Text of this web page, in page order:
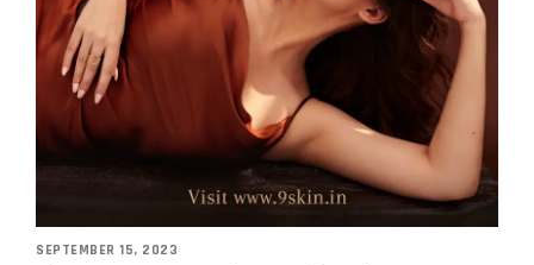
SEPTEMBER 15, 2023